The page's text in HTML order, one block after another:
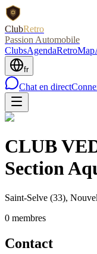
ClubRetro
Passion Automobile
ClubsAgendaRetroMap
fr
Chat en direct
CLUB
Section
Saint-Selve (33),
0 membres
Contact